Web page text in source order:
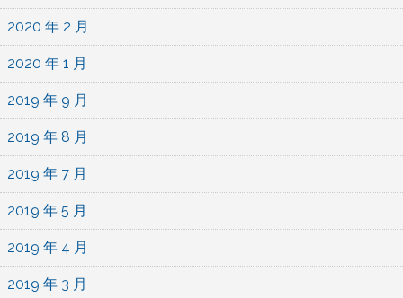
2020 年 2 月
2020 年 1 月
2019 年 9 月
2019 年 8 月
2019 年 7 月
2019 年 5 月
2019 年 4 月
2019 年 3 月